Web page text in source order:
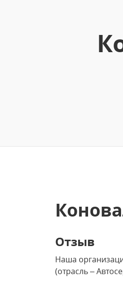
Отзыв
Наша
(отрасль –